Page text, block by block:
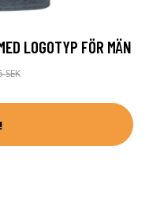
LOGOTYP FÖR MÄN
SEK